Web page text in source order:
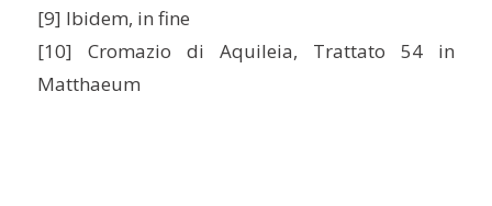
[9] Ibidem, in fine
[10] Cromazio di Aquileia, Trattato 54 in
Matthaeum